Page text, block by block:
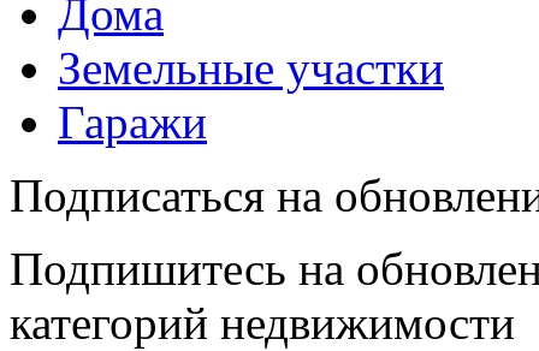
Дома
Земельные участки
Гаражи
Подписаться на
Подпишитесь на
категорий недвижимости